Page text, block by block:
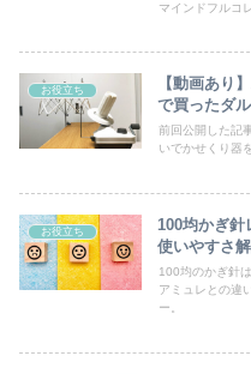
マインドフルコ
お役立ち
【動画あり
で買ったダ
前回公開した記
いでかせくり器
お役立ち
100均かぎ針
使いやすさ
100均のかぎ針
アミュレとの違
ー。